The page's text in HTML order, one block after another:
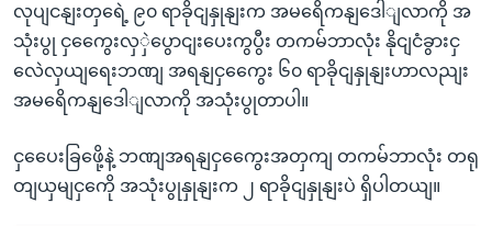
လုပျငနျးတှရေဲ့ ၉၀ ရာခိုငျနှုနျးက အမရေိကနျဒေါျလာကို အ
သုံးပွု ငှကွေေးလှှဲပွောငျးပေးကွပွီး တကမ်ဘာလုံး နိုငျငံခွားငှ
လေဲလှယျရေးဘဏျ အရနျငှကွေေး ၆၀ ရာခိုငျနှုနျးဟာလညျး
အမရေိကနျဒေါျလာကို အသုံးပွုတာပါ။
ငှပေေးခြဖေို့နဲ့ ဘဏျအရနျငှကွေေးအတှကျ တကမ်ဘာလုံး တရု
တျယှမျငှကေို အသုံးပွုနှုနျးက ၂ ရာခိုငျနှုနျးပဲ ရှိပါတယျ။